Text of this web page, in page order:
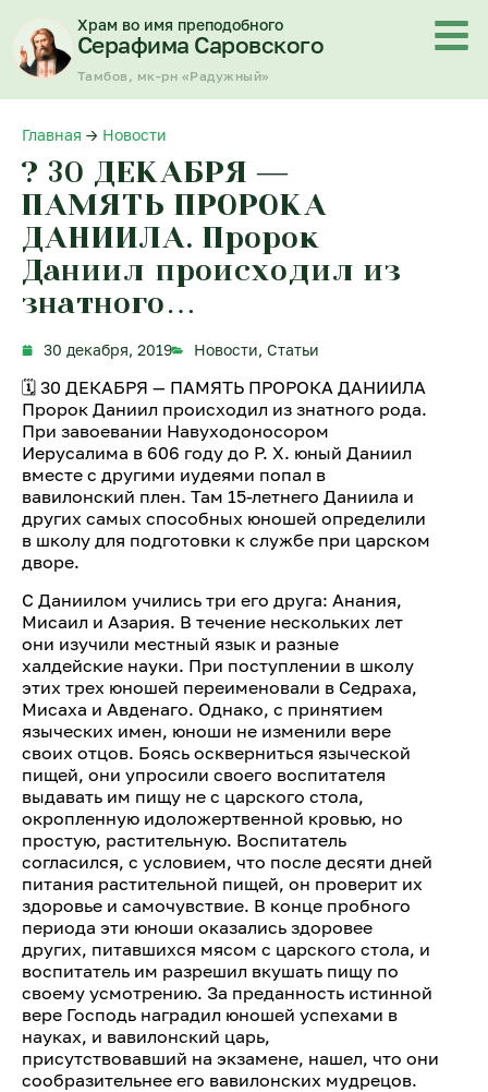
содержимому
Храм во имя преподобного
Серафима Саровского
Тамбов, мк-рн «Радужный»
Главная → Новости
? 30 ДЕКАБРЯ —
ПАМЯТЬ ПРОРОКА
ДАНИИЛА. Пророк
Даниил происходил из
знатного…
30 декабря, 2019 Новости, Статьи
🗓 30 ДЕКАБРЯ — ПАМЯТЬ ПРОРОКА ДАНИИЛА
Пророк Даниил происходил из знатного рода.
При завоевании Навуходоносором
Иерусалима в 606 году до Р. X. юный Даниил
вместе с другими иудеями попал в
вавилонский плен. Там 15-летнего Даниила и
других самых способных юношей определили
в школу для подготовки к службе при царском
дворе.
С Даниилом учились три его друга: Анания,
Мисаил и Азария. В течение нескольких лет
они изучили местный язык и разные
халдейские науки. При поступлении в школу
этих трех юношей переименовали в Седраха,
Мисаха и Авденаго. Однако, с принятием
языческих имен, юноши не изменили вере
своих отцов. Боясь оскверниться языческой
пищей, они упросили своего воспитателя
выдавать им пищу не с царского стола,
окропленную идоложертвенной кровью, но
простую, растительную. Воспитатель
согласился, с условием, что после десяти дней
питания растительной пищей, он проверит их
здоровье и самочувствие. В конце пробного
периода эти юноши оказались здоровее
других, питавшихся мясом с царского стола, и
воспитатель им разрешил вкушать пищу по
своему усмотрению. За преданность истинной
вере Господь наградил юношей успехами в
науках, и вавилонский царь,
присутствовавший на экзамене, нашел, что они
сообразительнее его вавилонских мудрецов.